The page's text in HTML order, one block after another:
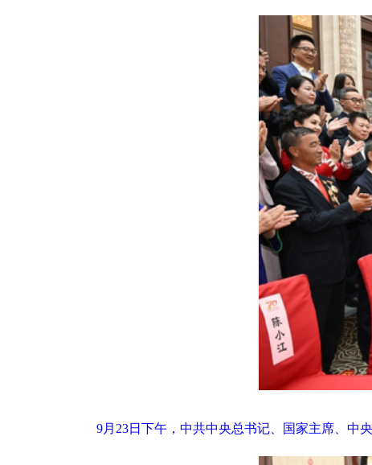
9月23日下午，中共中央总书记、国家主席、中